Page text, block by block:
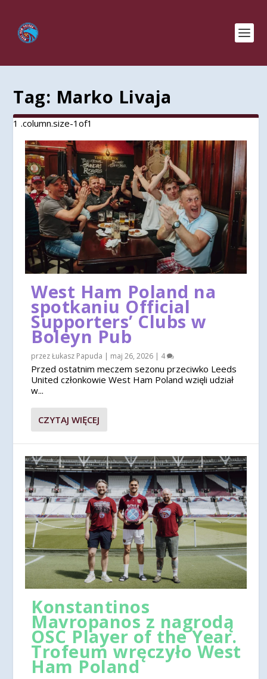
Tag: Marko Livaja
West Ham Poland na
spotkaniu Official
Supporters’ Clubs w
Boleyn Pub
przezŁukasz Papuda | maj 26, 2026 | 4
Przed ostatnim meczem sezonu przeciwko Leeds
United członkowie West Ham Poland wzięli udział
w...
CZYTAJ WIĘCEJ
Konstantinos
Mavropanos z nagrodą
OSC Player of the Year.
Trofeum wręczyło West
Ham Poland